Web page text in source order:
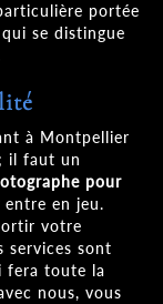
portée
se distingue
à Montpellier
il faut un
pour
entre en jeu.
votre
services sont
fera toute la
nous, vous